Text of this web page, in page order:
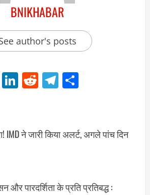
BNIKHABAR
author's posts
X LinkedIn
RedditTelegram
IMD ने जारी किया अलर्ट, अगले पांच दिन
और पारदर्शिता के प्रति प्रतिबद्ध :